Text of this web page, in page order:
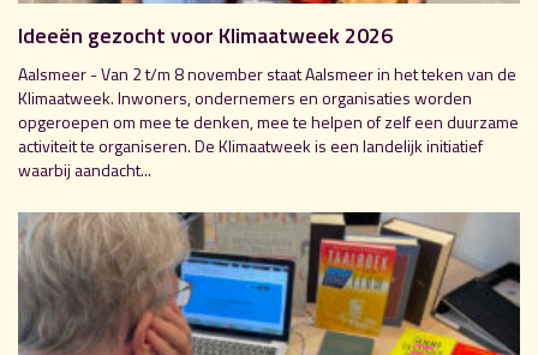
Ideeën gezocht voor Klimaatweek 2026
Aalsmeer - Van 2 t/m 8 november staat Aalsmeer in het teken van de
Klimaatweek. Inwoners, ondernemers en organisaties worden
opgeroepen om mee te denken, mee te helpen of zelf een duurzame
activiteit te organiseren. De Klimaatweek is een landelijk initiatief
waarbij aandacht...